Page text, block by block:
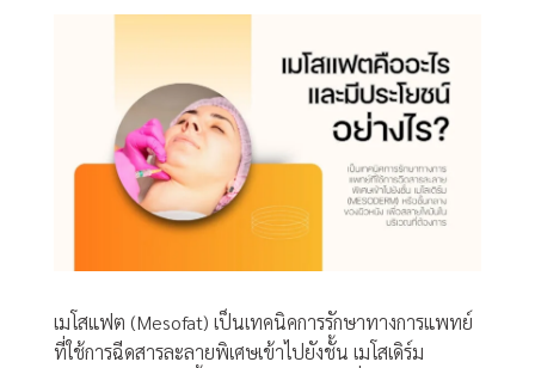
เมโสแฟต (Mesofat) เป็นเทคนิคการรักษาทางการแพทย์
ที่ใช้การฉีดสารละลายพิเศษเข้าไปยังชั้น เมโสเดิร์ม